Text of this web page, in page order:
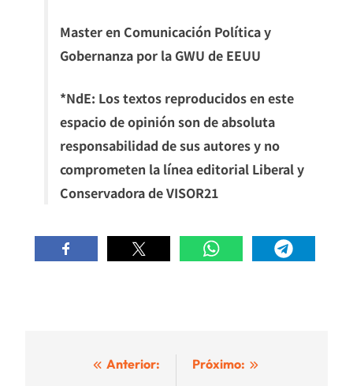
Master en Comunicación Política y
Gobernanza por la GWU de EEUU
*NdE: Los textos reproducidos en este
espacio de opinión son de absoluta
responsabilidad de sus autores y no
comprometen la línea editorial Liberal y
Conservadora de VISOR21
Navegación
Anterior:
Próximo: